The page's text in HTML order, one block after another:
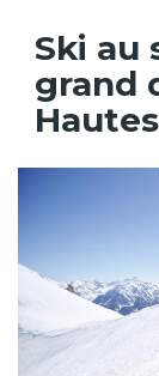
Ski au
grand